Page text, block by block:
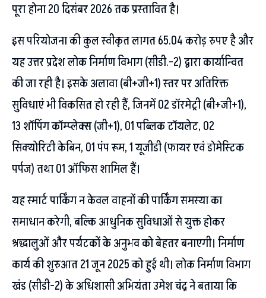
पूरा होना 20 दिसंबर 2026 तक प्रस्तावित है।
इस परियोजना की कुल स्वीकृत लागत 65.04 करोड़ रुपए है और
यह उत्तर प्रदेश लोक निर्माण विभाग (सीडी.-2) द्वारा कार्यान्वित
की जा रही है। इसके अलावा (बी+जी+1) स्तर पर अतिरिक्त
सुविधाएं भी विकसित हो रही हैं, जिनमें 02 डॉरमेट्री (बी+जी+1),
13 शॉपिंग कॉम्प्लेक्स (जी+1), 01 पब्लिक टॉयलेट, 02
सिक्योरिटी केबिन, 01 पंप रूम, 1 यूजीडी (फायर एवं डोमेस्टिक
पर्पज) तथा 01 ऑफिस शामिल हैं।
यह स्मार्ट पार्किंग न केवल वाहनों की पार्किंग समस्या का
समाधान करेगी, बल्कि आधुनिक सुविधाओं से युक्त होकर
श्रद्धालुओं और पर्यटकों के अनुभव को बेहतर बनाएगी। निर्माण
कार्य की शुरुआत 21 जून 2025 को हुई थी। लोक निर्माण विभाग
खंड (सीडी-2) के अधिशासी अभियंता उमेश चंद्र ने बताया कि